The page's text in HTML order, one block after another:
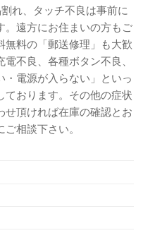
れ、タッチ不良は事前に
。遠方にお住まいの方もご
無料の「郵送修理」も大歓
不良、各種ボタン不良、
・電源が入らない」といっ
ております。その他の症状
せ頂ければ在庫の確認とお
相談下さい。